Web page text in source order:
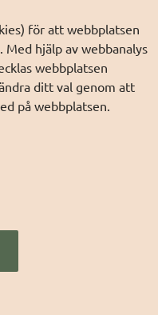
för att webbplatsen
hjälp av webbanalys
webbplatsen
ditt val genom att
på webbplatsen.
av
personuppgifter (digg.se)